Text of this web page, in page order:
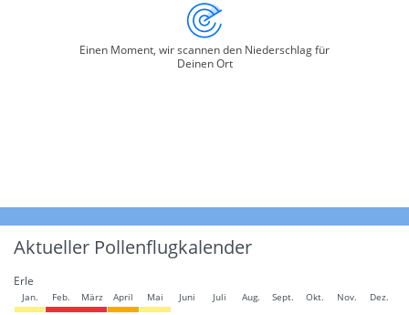
Einen Moment, wir scannen den Niederschlag für
Deinen Ort
Aktueller Pollenflugkalender
Erle
Jan. Feb. März April Mai Juni Juli Aug. Sept. Okt. Nov. Dez.